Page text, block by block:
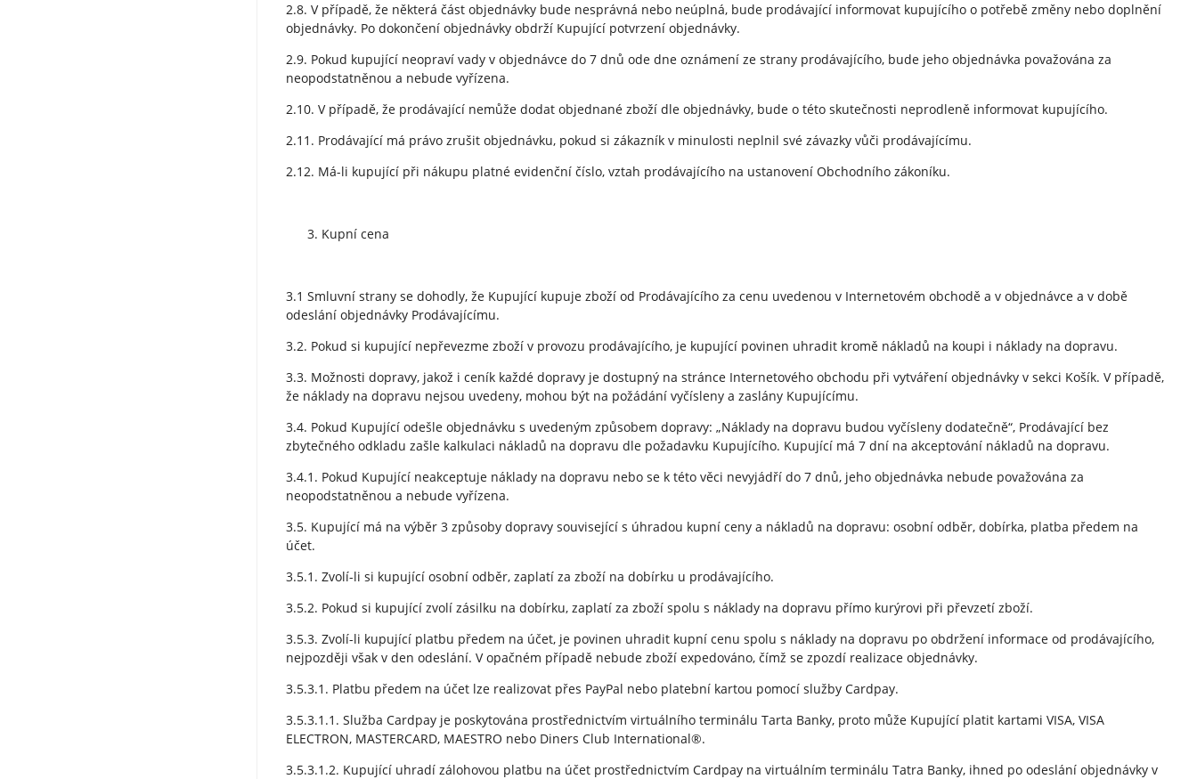
2.8. V případě, že některá část objednávky bude nesprávná nebo neúplná, bude prodávající informovat kupujícího o potřebě změny nebo doplnění
objednávky. Po dokončení objednávky obdrží Kupující potvrzení objednávky.
2.9. Pokud kupující neopraví vady v objednávce do 7 dnů ode dne oznámení ze strany prodávajícího, bude jeho objednávka považována za
neopodstatněnou a nebude vyřízena.
2.10. V případě, že prodávající nemůže dodat objednané zboží dle objednávky, bude o této skutečnosti neprodleně informovat kupujícího.
2.11. Prodávající má právo zrušit objednávku, pokud si zákazník v minulosti neplnil své závazky vůči prodávajícímu.
2.12. Má-li kupující při nákupu platné evidenční číslo, vztah prodávajícího na ustanovení Obchodního zákoníku.
Kupní cena
3.1 Smluvní strany se dohodly, že Kupující kupuje zboží od Prodávajícího za cenu uvedenou v Internetovém obchodě a v objednávce a v době
odeslání objednávky Prodávajícímu.
3.2. Pokud si kupující nepřevezme zboží v provozu prodávajícího, je kupující povinen uhradit kromě nákladů na koupi i náklady na dopravu.
3.3. Možnosti dopravy, jakož i ceník každé dopravy je dostupný na stránce Internetového obchodu při vytváření objednávky v sekci Košík. V případě,
že náklady na dopravu nejsou uvedeny, mohou být na požádání vyčísleny a zaslány Kupujícímu.
3.4. Pokud Kupující odešle objednávku s uvedeným způsobem dopravy: „Náklady na dopravu budou vyčísleny dodatečně“, Prodávající bez
zbytečného odkladu zašle kalkulaci nákladů na dopravu dle požadavku Kupujícího. Kupující má 7 dní na akceptování nákladů na dopravu.
3.4.1. Pokud Kupující neakceptuje náklady na dopravu nebo se k této věci nevyjádří do 7 dnů, jeho objednávka nebude považována za
neopodstatněnou a nebude vyřízena.
3.5. Kupující má na výběr 3 způsoby dopravy související s úhradou kupní ceny a nákladů na dopravu: osobní odběr, dobírka, platba předem na
účet.
3.5.1. Zvolí-li si kupující osobní odběr, zaplatí za zboží na dobírku u prodávajícího.
3.5.2. Pokud si kupující zvolí zásilku na dobírku, zaplatí za zboží spolu s náklady na dopravu přímo kurýrovi při převzetí zboží.
3.5.3. Zvolí-li kupující platbu předem na účet, je povinen uhradit kupní cenu spolu s náklady na dopravu po obdržení informace od prodávajícího,
nejpozději však v den odeslání. V opačném případě nebude zboží expedováno, čímž se zpozdí realizace objednávky.
3.5.3.1. Platbu předem na účet lze realizovat přes PayPal nebo platební kartou pomocí služby Cardpay.
3.5.3.1.1. Služba Cardpay je poskytována prostřednictvím virtuálního terminálu Tarta Banky, proto může Kupující platit kartami VISA, VISA
ELECTRON, MASTERCARD, MAESTRO nebo Diners Club International®.
3.5.3.1.2. Kupující uhradí zálohovou platbu na účet prostřednictvím Cardpay na virtuálním terminálu Tatra Banky, ihned po odeslání objednávky v